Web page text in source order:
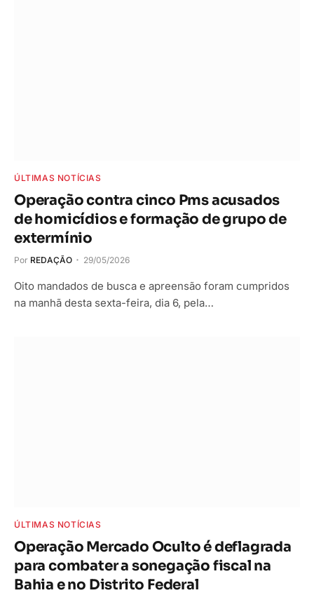
ÚLTIMAS NOTÍCIAS
Operação contra cinco Pms acusados
de homicídios e formação de grupo de
extermínio
Por REDAÇÃO 29/05/2026
Oito mandados de busca e apreensão foram cumpridos
na manhã desta sexta-feira, dia 6, pela…
ÚLTIMAS NOTÍCIAS
Operação Mercado Oculto é deflagrada
para combater a sonegação fiscal na
Bahia e no Distrito Federal